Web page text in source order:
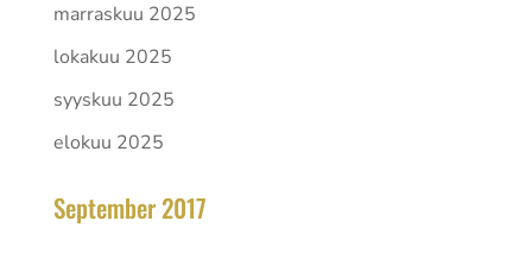
marraskuu 2025
lokakuu 2025
syyskuu 2025
elokuu 2025
September 2017